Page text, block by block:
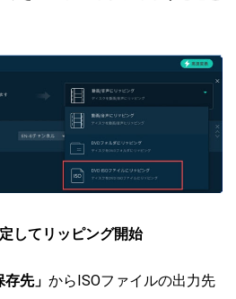
してリッピング開始
存先」 からISOファイルの出力先